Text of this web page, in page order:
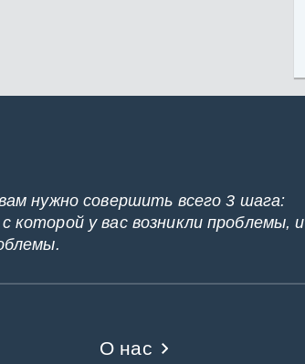
нужно совершить всего 3 шага:
у вас возникли проблемы, и
О нас